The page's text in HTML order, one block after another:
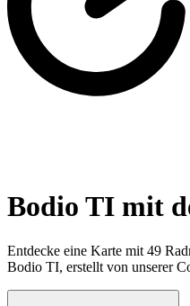
Bodio TI mit
Entdecke eine Karte mit 49
Bodio TI, erstellt von unserer